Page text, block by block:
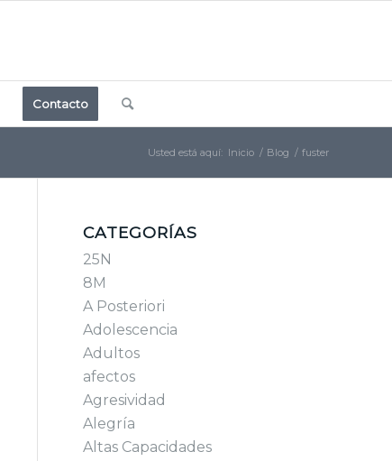
Contacto
Usted está aquí: Inicio / Blog / fuster
CATEGORÍAS
25N
8M
A Posteriori
Adolescencia
Adultos
afectos
Agresividad
Alegría
Altas Capacidades